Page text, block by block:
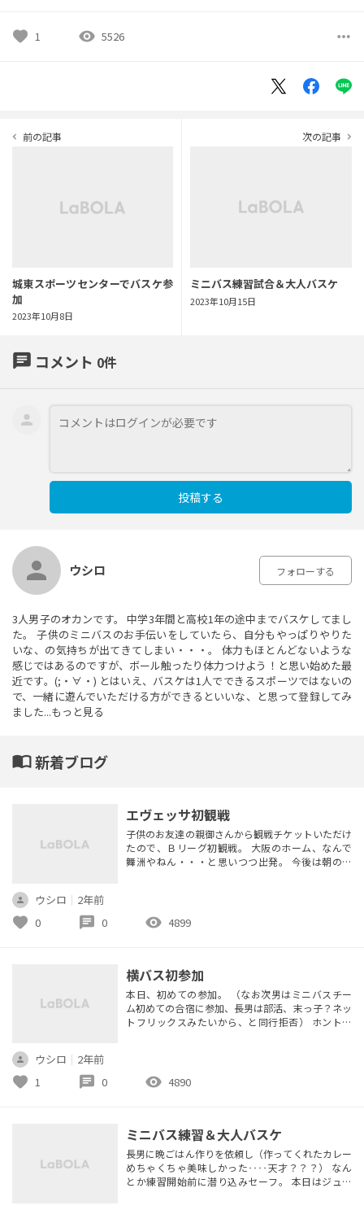
favorite 1 visibility 5526 more_horiz
navigate_before 前の記事
城東スポーツセンターでバスケ参
加
2023年10月8日
次の記事 navigate_next
ミニバス練習試合＆大人バスケ
2023年10月15日
chat コメント 0件
投稿する
ウシロ フォローする
3人男子のオカンです。 中学3年間と高校1年の途中までバスケしてまし
た。 子供のミニバスのお手伝いをしていたら、自分もやっぱりやりた
いな、の気持ちが出てきてしまい・・・。 体力もほとんどないような
感じではあるのですが、ボール触ったり体力つけよう！と思い始めた最
近です。(;・∀・) とはいえ、バスケは1人でできるスポーツではないの
で、一緒に遊んでいただける方ができるといいな、と思って登録してみ
ました...もっと見る
import_contacts新着ブログ
エヴェッサ初観戦
子供のお友達の親御さんから観戦チケットいただけ
たので、Ｂリーグ初観戦。 大阪のホーム、なんで
舞洲やねん・・・と思いつつ出発。 今後は朝のう
メンバーさんもあまり存じ上げておらず、すみませ
ん・・・な感じで見に行ったのですが、面白かった
ウシロ ｜ 2年前
favorite 0 chat 0 visibility 4899
横バス初参加
本日、初めての参加。 （なお次男はミニバスチー
ム初めての合宿に参加、長男は部活、末っ子？ネッ
トフリックスみたいから、と同行拒否） ホント何
∀・) 楽しかったけど、5分間ずっと走り続けるとか
できず申し訳なかった。 得体のしれないオバチャ
ウシロ ｜ 2年前
favorite 1 chat 0 visibility 4890
ミニバス練習＆大人バスケ
長男に晩ごはん作りを依頼し（作ってくれたカレー
めちゃくちゃ美味しかった‥‥天才？？？） なん
とか練習開始前に潜り込みセーフ。 本日はジュニ